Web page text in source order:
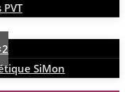
SiMon